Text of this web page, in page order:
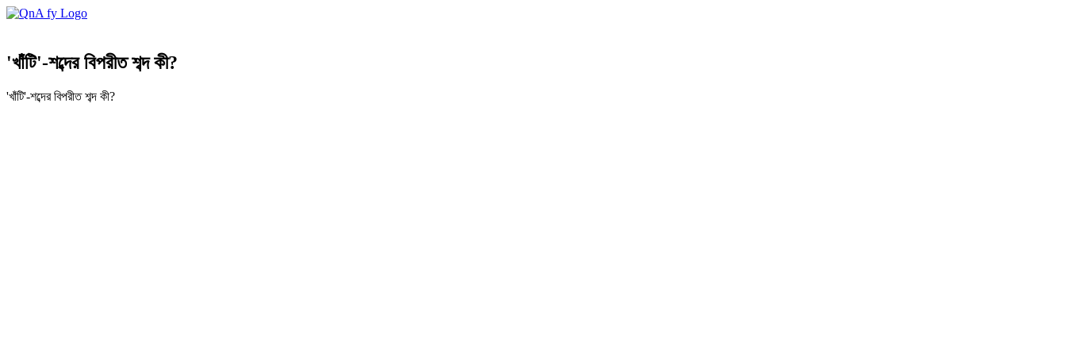
'খাঁটি'-শব্দের বিপরীত শব্দ কী?
'খাঁটি'-শব্দের বিপরীত শব্দ কী?